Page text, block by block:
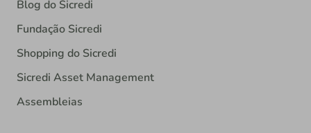
Blog do Sicredi
Fundação Sicredi
Shopping do Sicredi
Sicredi Asset Management
Assembleias